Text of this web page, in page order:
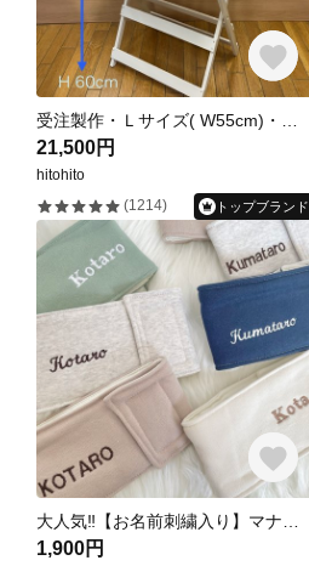
21,500円
hitohito
(1214)
トップブランド
1,900円